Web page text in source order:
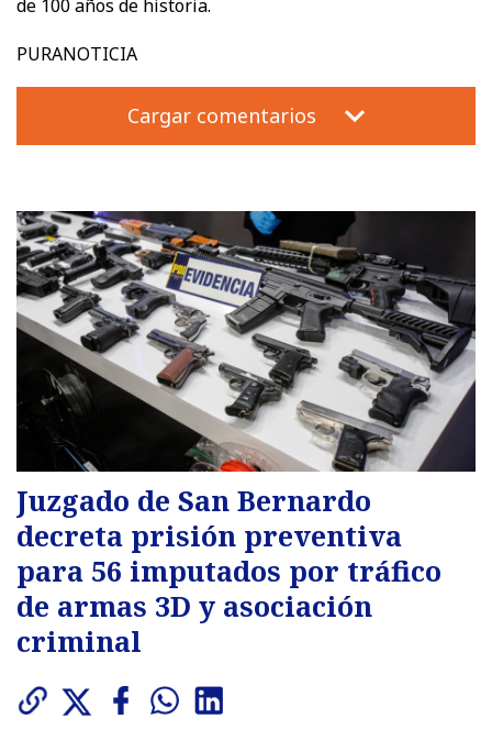
de 100 años de historia.
PURANOTICIA
Cargar comentarios
Juzgado de San Bernardo
decreta prisión preventiva
para 56 imputados por tráfico
de armas 3D y asociación
criminal